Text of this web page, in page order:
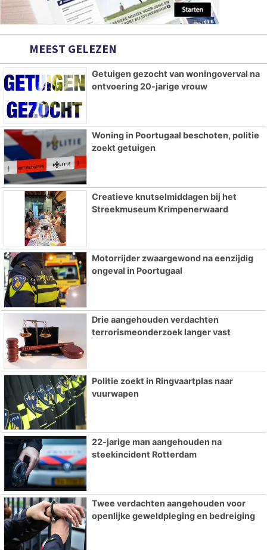
MEEST GELEZEN
Getuigen gezocht van woningoverval na
ontvoering 20-jarige vrouw
Woning in Poortugaal beschoten, politie
zoekt getuigen
Creatieve knutselmiddagen bij het
Streekmuseum Krimpenerwaard
Motorrijder zwaargewond na eenzijdig
ongeval in Poortugaal
Drie aangehouden verdachten
terrorismeonderzoek langer vast
Politie zoekt in Ringvaartplas naar
vuurwapen
22-jarige man aangehouden na
steekincident Rotterdam
Twee verdachten aangehouden voor
openlijke geweldpleging en bedreiging